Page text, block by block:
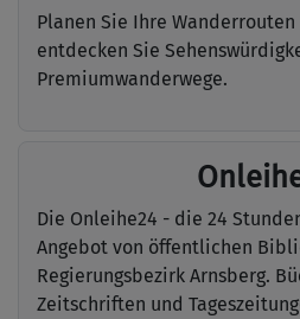
Planen Sie Ihre
entdecken Sie
Premiumwanderwege.
Die Onleihe24 - die 24
Angebot von öffentlichen
Regierungsbezirk Arnsberg.
Zeitschriften und